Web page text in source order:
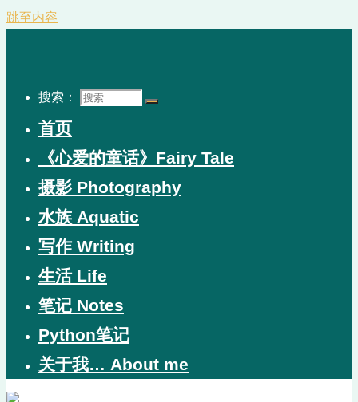
跳至内容
搜索：
首页
《心爱的童话》Fairy Tale
摄影 Photography
水族 Aquatic
写作 Writing
生活 Life
笔记 Notes
Python笔记
关于我… About me